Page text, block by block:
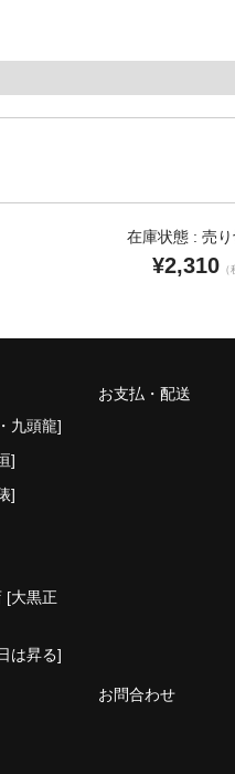
在庫状態 : 売
¥2,310
九頭龍]
]
]
[大黒正
は昇る]
お支払・配送
お問合わせ